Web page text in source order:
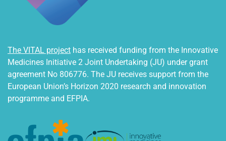
The VITAL project has received funding from the Innovative
Medicines Initiative 2 Joint Undertaking (JU) under grant
agreement No 806776. The JU receives support from the
European Union’s Horizon 2020 research and innovation
programme and EFPIA.